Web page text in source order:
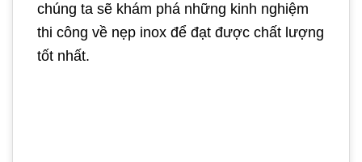
chúng ta sẽ khám phá những kinh nghiệm
thi công về nẹp inox để đạt được chất lượng
tốt nhất.